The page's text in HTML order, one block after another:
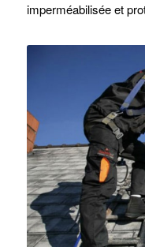
imperméabilisée et